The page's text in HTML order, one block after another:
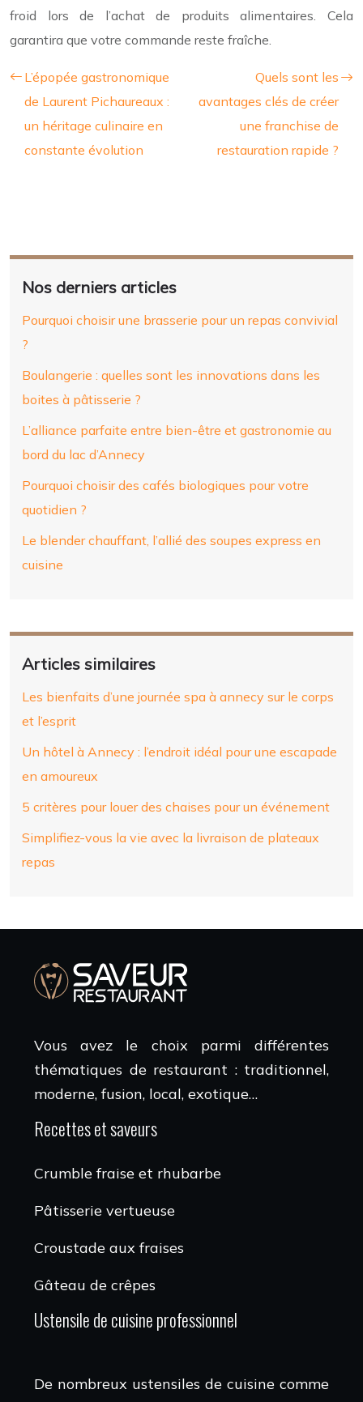
froid lors de l’achat de produits alimentaires. Cela
garantira que votre commande reste fraîche.
L’épopée gastronomique
de Laurent Pichaureaux :
un héritage culinaire en
constante évolution
Quels sont les
avantages clés de créer
une franchise de
restauration rapide ?
Nos derniers articles
Pourquoi choisir une brasserie pour un repas convivial
?
Boulangerie : quelles sont les innovations dans les
boites à pâtisserie ?
L’alliance parfaite entre bien-être et gastronomie au
bord du lac d’Annecy
Pourquoi choisir des cafés biologiques pour votre
quotidien ?
Le blender chauffant, l’allié des soupes express en
cuisine
Articles similaires
Les bienfaits d’une journée spa à annecy sur le corps
et l’esprit
Un hôtel à Annecy : l’endroit idéal pour une escapade
en amoureux
5 critères pour louer des chaises pour un événement
Simplifiez-vous la vie avec la livraison de plateaux
repas
Vous avez le choix parmi différentes
thématiques de restaurant : traditionnel,
moderne, fusion, local, exotique…
Recettes et saveurs
Crumble fraise et rhubarbe
Pâtisserie vertueuse
Croustade aux fraises
Gâteau de crêpes
Ustensile de cuisine professionnel
De nombreux ustensiles de cuisine comme